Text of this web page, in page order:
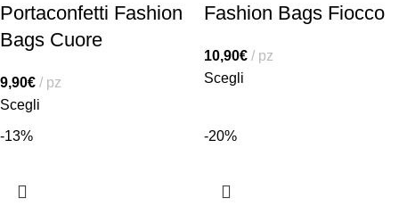
Portaconfetti Fashion
Bags Cuore
9,90€
pz
Scegli
Fashion Bags Fiocco
10,90€
pz
Scegli
-13% -20%